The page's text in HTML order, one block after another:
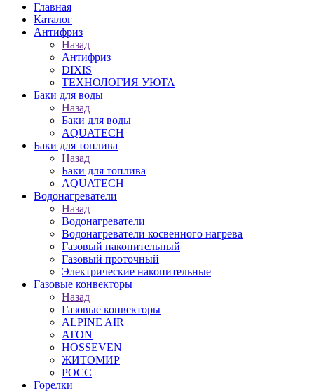
Главная
Каталог
Антифриз
Назад
Антифриз
DIXIS
ТЕХНОЛОГИЯ УЮТА
Баки для воды
Назад
Баки для воды
AQUATECH
Баки для топлива
Назад
Баки для топлива
AQUATECH
Водонагреватели
Назад
Водонагреватели
Водонагреватели косвенного нагрева
Газовый накопительный
Газовый проточный
Электрические накопительные
Газовые конвекторы
Назад
Газовые конвекторы
ALPINE AIR
ATON
HOSSEVEN
ЖИТОМИР
РОСС
Горелки